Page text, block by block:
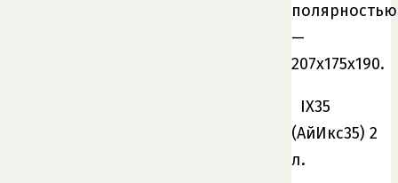
полярностью
—
207х175х190.
IХ35
(АйИкс35) 2
л.